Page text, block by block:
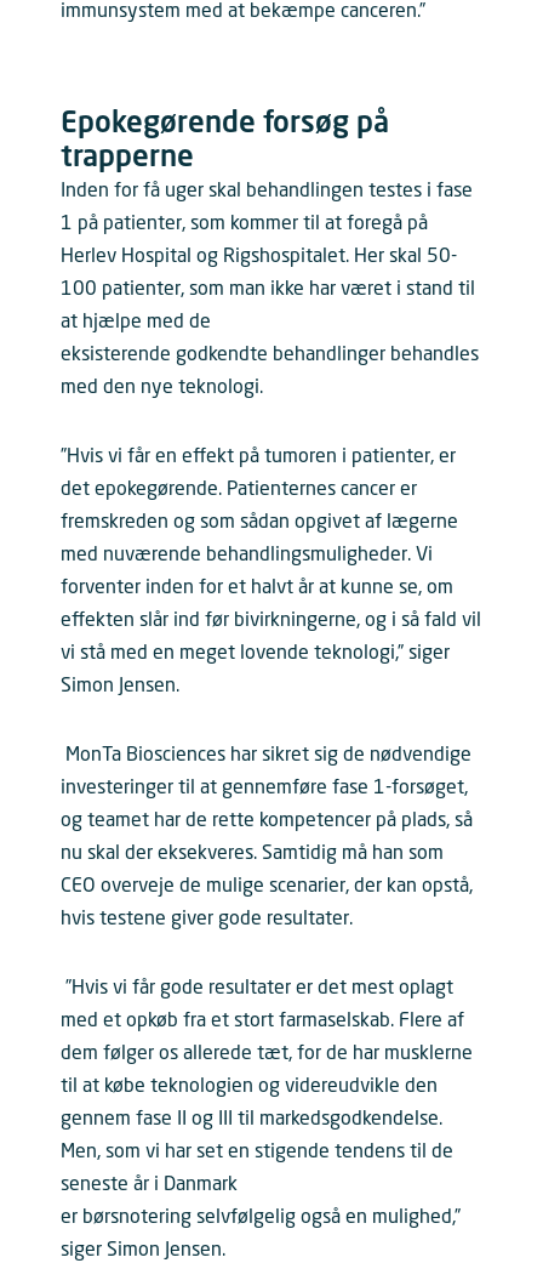
immunsystem med at bekæmpe canceren.”
Epokegørende forsøg på
trapperne
Inden for få uger skal behandlingen testes i fase
1 på patienter, som kommer til at foregå på
Herlev Hospital og Rigshospitalet. Her skal 50-
100 patienter, som man ikke har været i stand til
at hjælpe med de
eksisterende godkendte behandlinger behandles
med den nye teknologi.
”Hvis vi får en effekt på tumoren i patienter, er
det epokegørende. Patienternes cancer er
fremskreden og som sådan opgivet af lægerne
med nuværende behandlingsmuligheder. Vi
forventer inden for et halvt år at kunne se, om
effekten slår ind før bivirkningerne, og i så fald vil
vi stå med en meget lovende teknologi,” siger
Simon Jensen.
MonTa Biosciences har sikret sig de nødvendige
investeringer til at gennemføre fase 1-forsøget,
og teamet har de rette kompetencer på plads, så
nu skal der eksekveres. Samtidig må han som
CEO overveje de mulige scenarier, der kan opstå,
hvis testene giver gode resultater.
”Hvis vi får gode resultater er det mest oplagt
med et opkøb fra et stort farmaselskab. Flere af
dem følger os allerede tæt, for de har musklerne
til at købe teknologien og videreudvikle den
gennem fase II og III til markedsgodkendelse.
Men, som vi har set en stigende tendens til de
seneste år i Danmark
er børsnotering selvfølgelig også en mulighed,”
siger Simon Jensen.